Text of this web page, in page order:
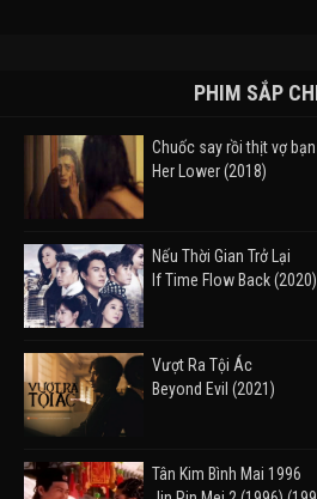
PHIM SẮP
Chuốc say rồi thịt vợ bạn
Her Lower (2018)
Nếu Thời Gian Trở Lại
If Time Flow Back (2020)
Vượt Ra Tội Ác
Beyond Evil (2021)
Tân Kim Bình Mai 1996